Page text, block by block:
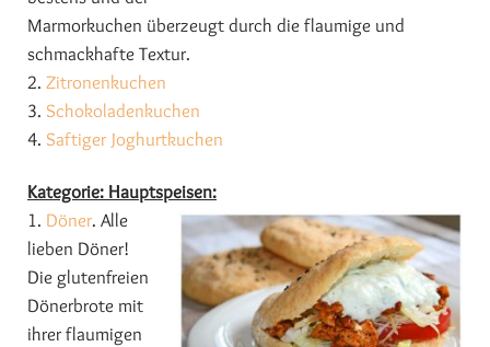
Marmorkuchen überzeugt durch die flaumige und
schmackhafte Textur.
2. Zitronenkuchen
3. Schokoladenkuchen
4. Saftiger Joghurtkuchen
Kategorie: Hauptspeisen:
1. Döner. Alle
lieben Döner!
Die glutenfreien
Dönerbrote mit
ihrer flaumigen